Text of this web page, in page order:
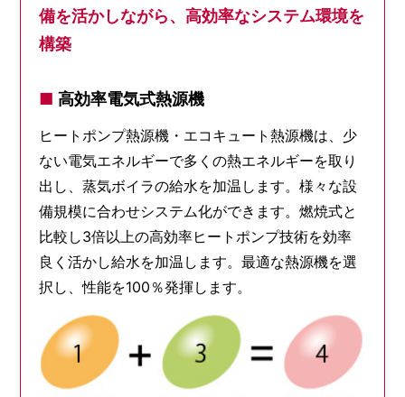
備を活かしながら、高効率なシステム環境を
構築
■ 高効率電気式熱源機
ヒートポンプ熱源機・エコキュート熱源機は、少
ない電気エネルギーで多くの熱エネルギーを取り
出し、蒸気ボイラの給水を加温します。様々な設
備規模に合わせシステム化ができます。燃焼式と
比較し3倍以上の高効率ヒートポンプ技術を効率
良く活かし給水を加温します。最適な熱源機を選
択し、性能を100％発揮します。